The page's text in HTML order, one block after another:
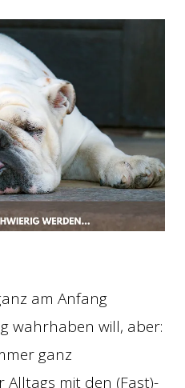
am Anfang
wahrhaben will, aber:
ganz
Alltags mit den (Fast)-